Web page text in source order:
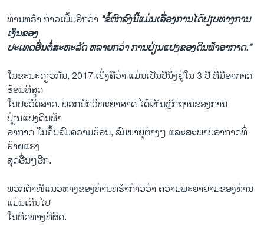
ທ່ານທຣຳ ກ່າວເພີ້ມອີກວ່າ “ຂໍ້ຕົກລົງນີ້ແມ່ນເລື່ອງການໄດ້ປຽບທາງການ
ເງິນຂອງ
ປະເທດອື່ນຕໍ່ສະຫະລັດ ຫລາຍກວ່າ ການປ່ຽນແປງຂອງດິນຟ້າອາກາດ.”
ໃນຂະນະດຽວກັນ, 2017 ເບິ່ງຄືວ່າ ແມ່ນເປັນປີນຶ່ງຢູ່ໃນ 3 ປີ ທີ່ມີອາກາດ
ຮ້ອນທີ່ສຸດ
ໃນປະວັດສາດ. ພວກນັກວິທະຍາສາດ ໄດ້ເຫັນຫຼັກຖານຂອງການ
ປ່ຽນແປງດິນຟ້າ
ອາກາດ ໃນຄື້ນລົມຄວາມຮ້ອນ, ລົມພາຍຸຕ່າງໆ ແລະສະພາບອາກາດທີ່
ຮ້າຍແຮງ
ສຸດອື່ນໆອີກ.
ພວກຕໍາໜິແນວທາງຂອງທ່ານທຣໍາກ່າວວ່າ ຄວາມພະຍາຍາມຂອງທ່ານ
ແມ່ນເດີນໄປ
ໃນທິດທາງທີ່ຜິດ.